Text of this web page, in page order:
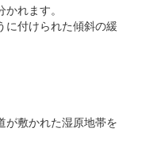
れます。
に付けられた傾斜の緩
が敷かれた湿原地帯を